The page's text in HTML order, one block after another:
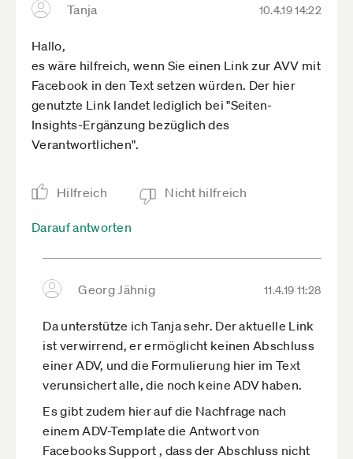
Tanja 10.4.19 14:22
Hallo,
es wäre hilfreich, wenn Sie einen Link zur AVV mit
Facebook in den Text setzen würden. Der hier
genutzte Link landet lediglich bei "Seiten-
Insights-Ergänzung bezüglich des
Verantwortlichen".
Hilfreich Nicht hilfreich
Darauf antworten
Georg Jähnig 11.4.19 11:28
Da unterstütze ich Tanja sehr. Der aktuelle Link
ist verwirrend, er ermöglicht keinen Abschluss
einer ADV, und die Formulierung hier im Text
verunsichert alle, die noch keine ADV haben.
Es gibt zudem hier auf die Nachfrage nach
einem ADV-Template die Antwort von
Facebooks Support , dass der Abschluss nicht